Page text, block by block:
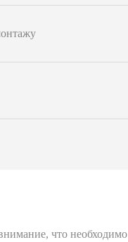
что необходимо